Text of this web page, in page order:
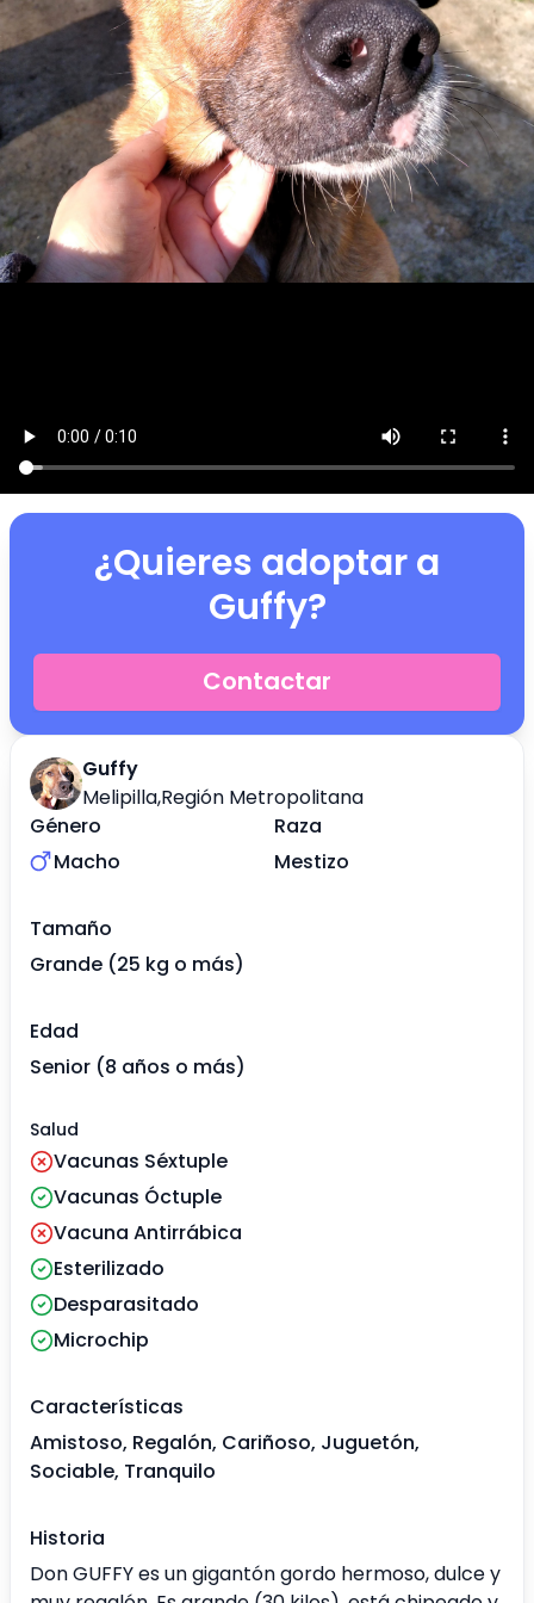
Guffy
Melipilla,Región Metropolitana
Género
Macho
Raza
Mestizo
Tamaño
Grande (25 kg o más)
Edad
Senior (8 años o más)
Salud
Vacunas Séxtuple
Vacunas Óctuple
Vacuna Antirrábica
Esterilizado
Desparasitado
Microchip
Características
Amistoso, Regalón, Cariñoso, Juguetón,
Sociable, Tranquilo
Historia
Don GUFFY es un gigantón gordo hermoso, dulce y
¿Quieres adoptar a
Guffy?
Contactar